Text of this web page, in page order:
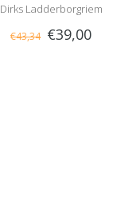
Dirks Ladderborgriem
€43,34 €39,00